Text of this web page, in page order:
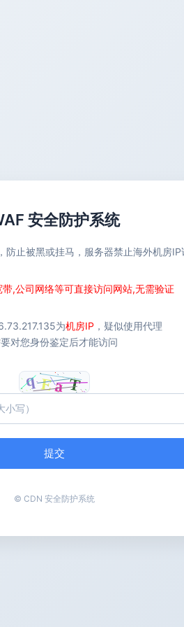
安全防护系统
防止被黑或挂马，服务器禁止海外机房IP
,公司网络等可直接访问网站,无需验证
为机房IP ，疑似使用代理
对您身份鉴定后才能访问
提交
© CDN 安全防护系统